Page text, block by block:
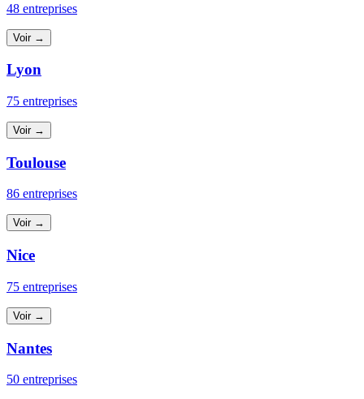
48 entreprises
Voir →
Lyon
75 entreprises
Voir →
Toulouse
86 entreprises
Voir →
Nice
75 entreprises
Voir →
Nantes
50 entreprises